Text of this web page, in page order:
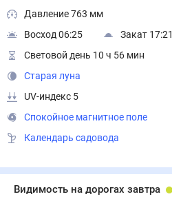
Давление 763 мм
Восход 06:25
Закат 17:21
Световой день 10 ч 56 мин
Старая луна
UV-индекс 5
Спокойное магнитное поле
Календарь садовода
Видимость на дорогах завтра